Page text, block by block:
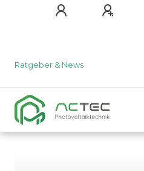
Ratgeber & News